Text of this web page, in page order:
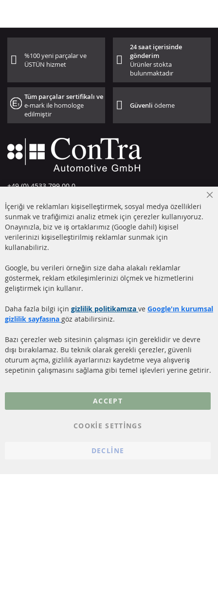
%100 yeni parçalar ve
ÜSTÜN hizmet
24 saat içerisinde
gönderim
Ürünler stokta
bulunmaktadır
Tüm parçalar sertifikalı ve
e-mark ile homologe
edilmiştir
Güvenliödeme
+49 (0) 4533 799 00 0
info@contra-automotive.de
facebook
instagram
HIZLI LİNKLER
(DPF)
DİZEL PARTİKÜL FİLTRESİ
KATALİZÖR (KAT)
SSS
MÜŞTERİ
Hakkımızda
Gönderim ücreti
Daha fazla link
Veri koruma
Genel Çalışma Koşulları
İçeriği ve reklamları kişiselleştirmek, sosyal medya özellikleri
sunmak ve trafiğimizi analiz etmek için çerezler kullanıyoruz.
Onayınızla, biz ve iş ortaklarımız (Google dahil) kişisel
verilerinizi kişiselleştirilmiş reklamlar sunmak için
kullanabiliriz.
Google, bu verileri örneğin size daha alakalı reklamlar
göstermek, reklam etkileşimlerinizi ölçmek ve hizmetlerini
geliştirmek için kullanır.
Daha fazla bilgi için gizlilik politikamıza ve Google'ın kurumsal
gizlilik sayfasına göz atabilirsiniz.
Bazı çerezler web sitesinin çalışması için gereklidir ve devre
dışı bırakılamaz. Bu teknik olarak gerekli çerezler, güvenli
oturum açma, gizlilik ayarlarınızı kaydetme veya alışveriş
sepetinin çalışmasını sağlama gibi temel işlevleri yerine getirir.
ACCEPT
COOKIE SETTINGS
DECLINE